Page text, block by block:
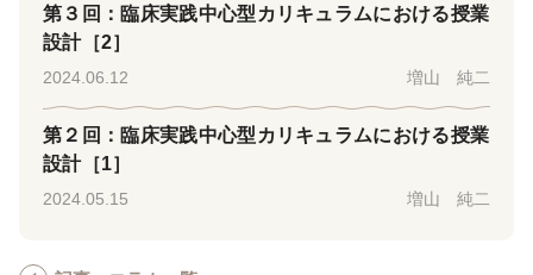
第３回：臨床実践中心型カリキュラムにおける授業
設計［2］
2024.06.12 増山 純二
第２回：臨床実践中心型カリキュラムにおける授業
設計［1］
2024.05.15 増山 純二